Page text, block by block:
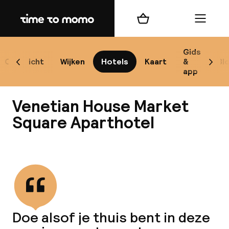
Home
Overzicht Wijken Hotels Kaart
Gids
&
app
Scroll naar links
Winkelmand Menu
Venetian House Market
Square Aparthotel
Doe alsof je thuis bent in deze